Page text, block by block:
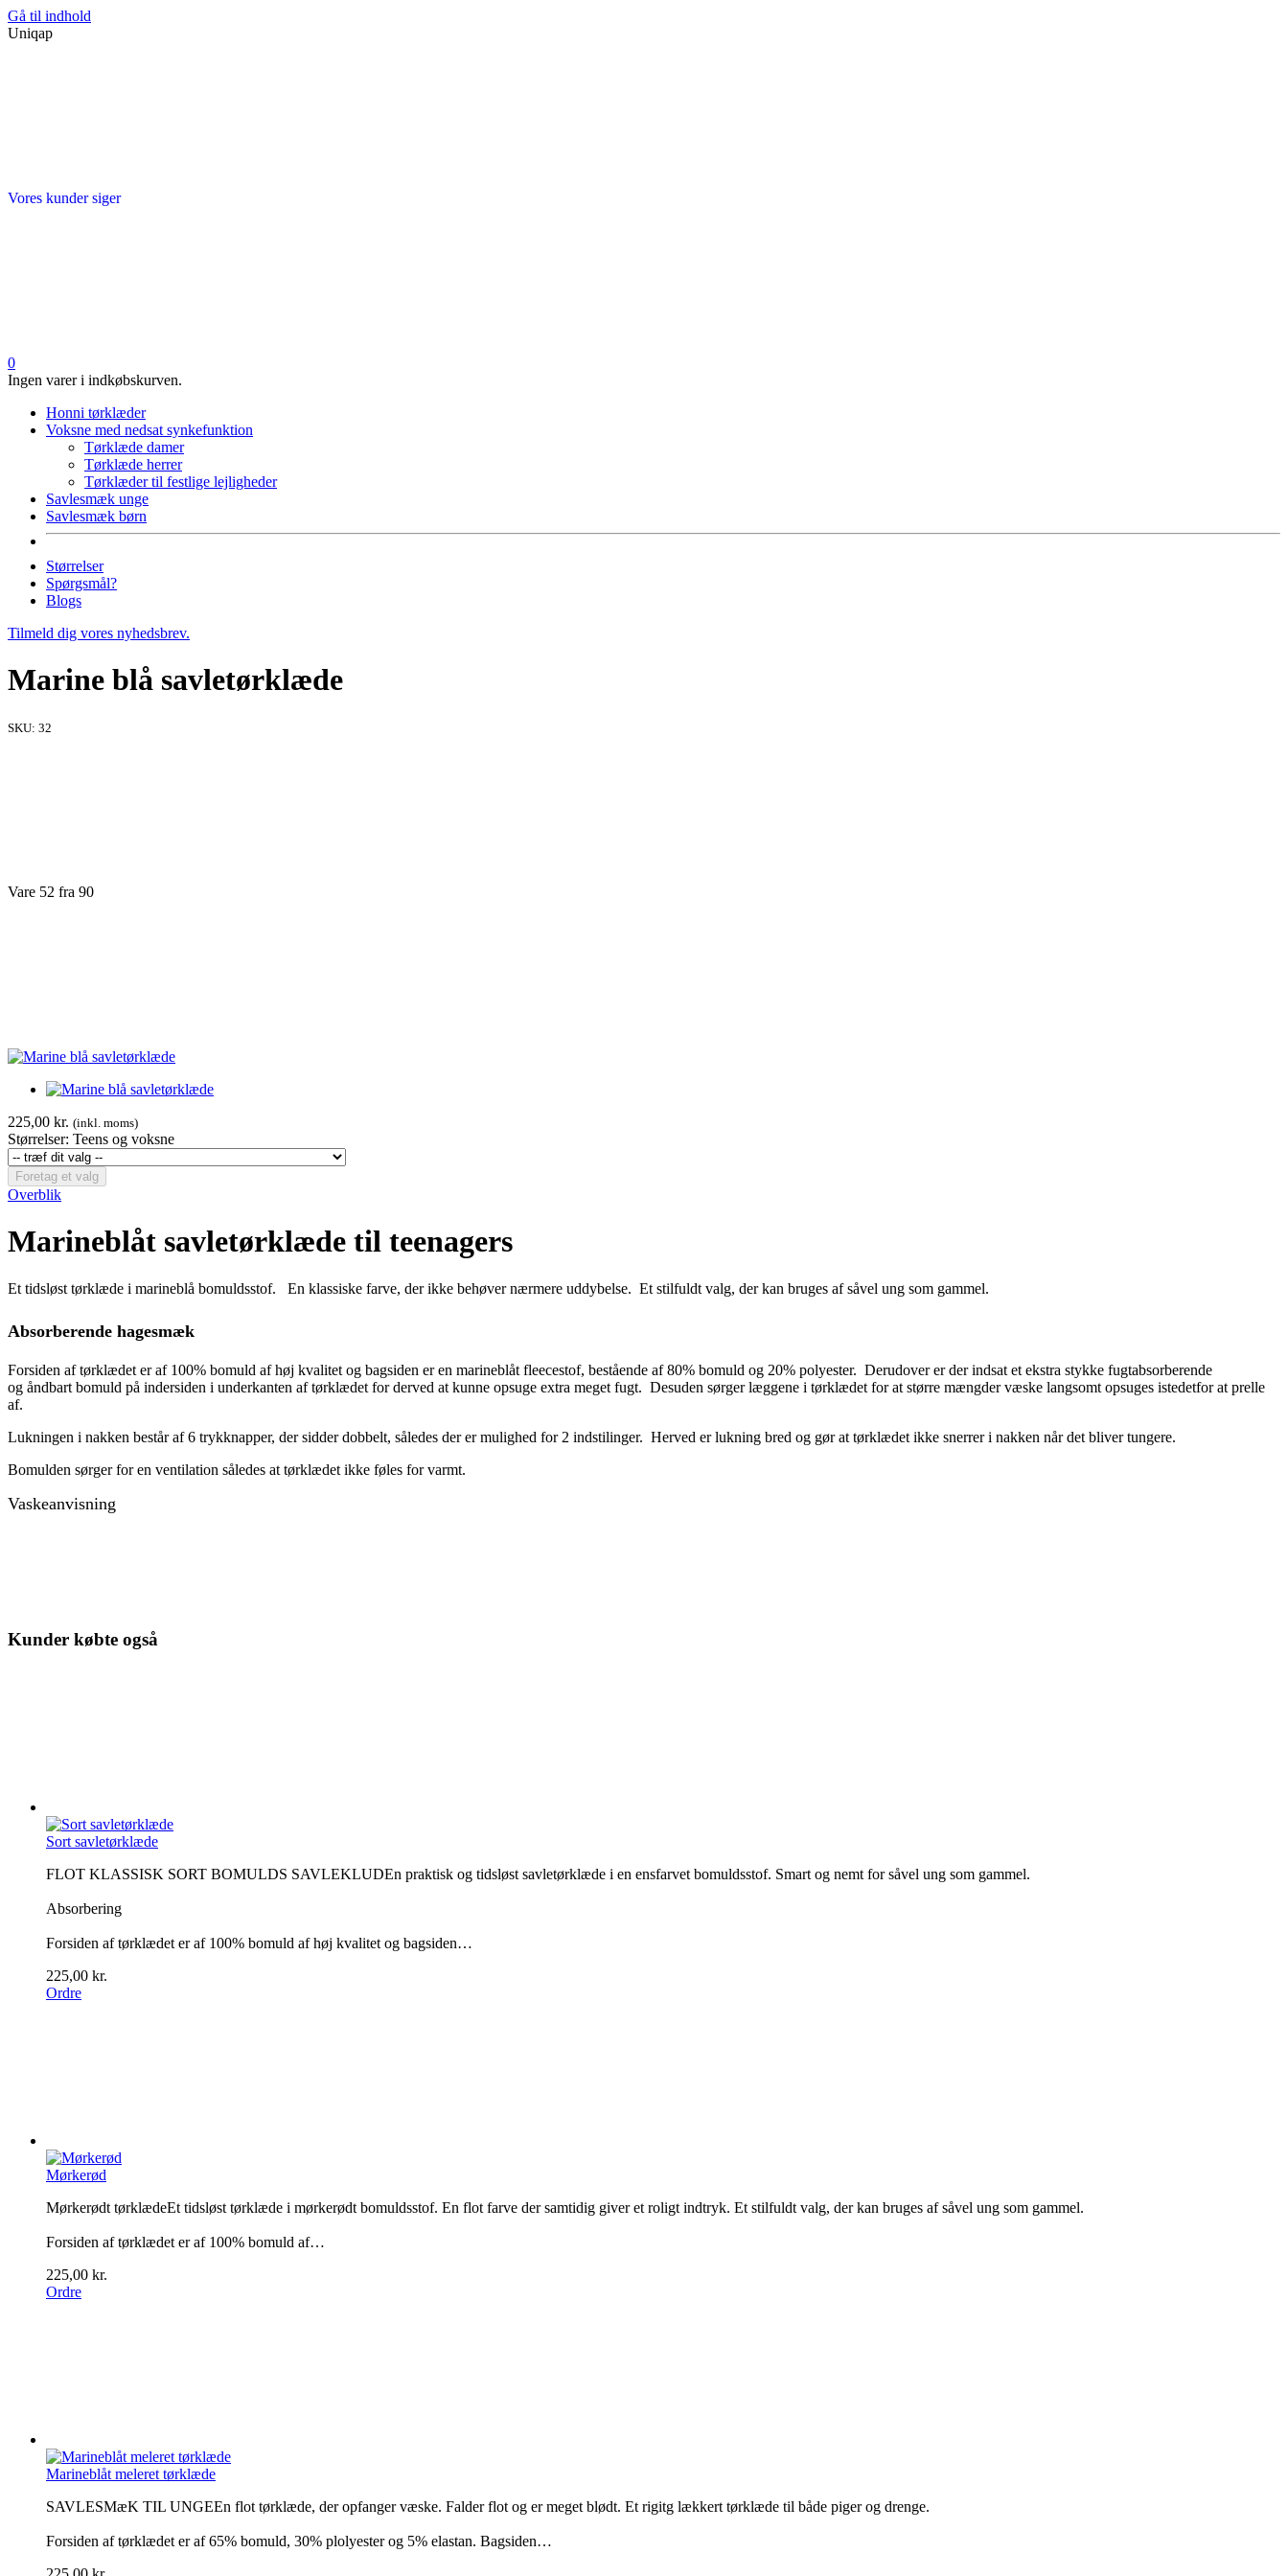
Gå til indhold
Uniqap
Vores kunder siger
0
Ingen varer i indkøbskurven.
Honni tørklæder
Voksne med nedsat synkefunktion
Tørklæde damer
Tørklæde herrer
Tørklæder til festlige lejligheder
Savlesmæk unge
Savlesmæk børn
Størrelser
Spørgsmål?
Blogs
Tilmeld dig vores nyhedsbrev.
Marine blå savletørklæde
SKU: 32
Vare 52 fra 90
225,00 kr. (inkl. moms)
Størrelser: Teens og voksne
Foretag et valg
Overblik
Marineblåt savletørklæde til teenagers
Et tidsløst tørklæde i marineblå bomuldsstof. En klassiske farve, der ikke behøver nærmere uddybelse. Et stilfuldt valg, der kan bruges af såvel ung som gammel.
Absorberende hagesmæk
Forsiden af tørklædet er af 100% bomuld af høj kvalitet og bagsiden er en marineblåt fleecestof, bestående af 80% bomuld og 20% polyester. Derudover er der indsat et ekstra stykke fugtabsorberende
og åndbart bomuld på indersiden i underkanten af tørklædet for derved at kunne opsuge extra meget fugt. Desuden sørger læggene i tørklædet for at større mængder væske langsomt opsuges istedetfor at prelle
af.
Lukningen i nakken består af 6 trykknapper, der sidder dobbelt, således der er mulighed for 2 indstilinger. Herved er lukning bred og gør at tørklædet ikke snerrer i nakken når det bliver tungere.
Bomulden sørger for en ventilation således at tørklædet ikke føles for varmt.
Vaskeanvisning
Kunder købte også
Sort savletørklæde
FLOT KLASSISK SORT BOMULDS SAVLEKLUDEn praktisk og tidsløst savletørklæde i en ensfarvet bomuldsstof. Smart og nemt for såvel ung som gammel.
Absorbering
Forsiden af tørklædet er af 100% bomuld af høj kvalitet og bagsiden…
225,00 kr.
Ordre
Mørkerød
Mørkerødt tørklædeEt tidsløst tørklæde i mørkerødt bomuldsstof. En flot farve der samtidig giver et roligt indtryk. Et stilfuldt valg, der kan bruges af såvel ung som gammel.
Forsiden af tørklædet er af 100% bomuld af…
225,00 kr.
Ordre
Marineblåt meleret tørklæde
SAVLESMæK TIL UNGEEn flot tørklæde, der opfanger væske. Falder flot og er meget blødt. Et rigitg lækkert tørklæde til både piger og drenge.
Forsiden af tørklædet er af 65% bomuld, 30% plolyester og 5% elastan. Bagsiden…